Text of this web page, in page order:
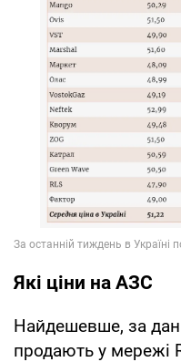
Які ціни на АЗС
Найдешевше, за
продають у мережі